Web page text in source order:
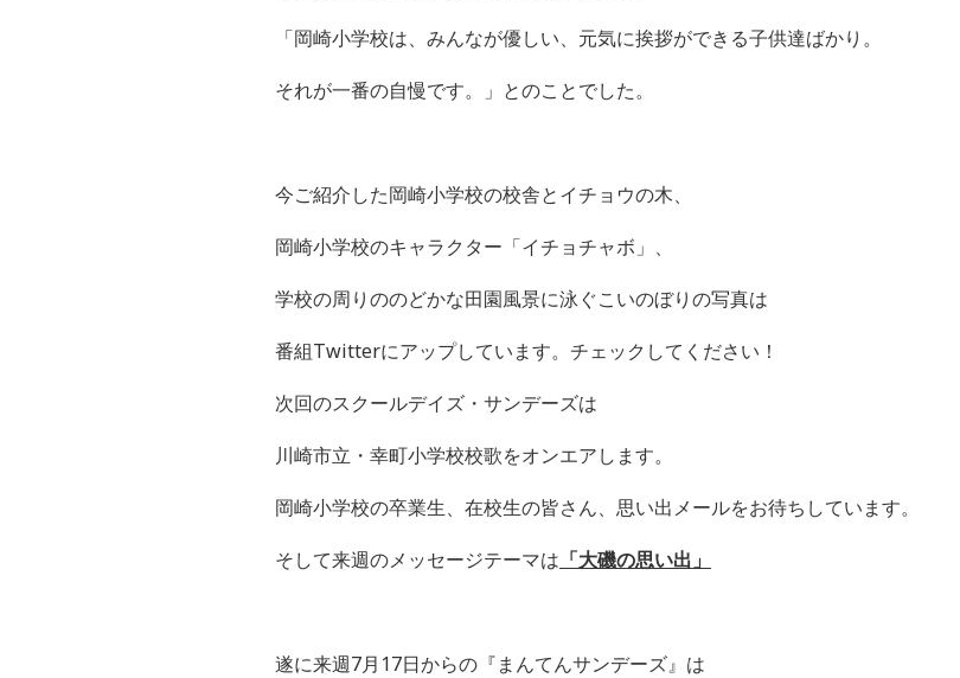
「岡崎小学校は、みんなが優しい、元気に挨拶ができる子供達ばかり。
それが一番の自慢です。」とのことでした。
今ご紹介した岡崎小学校の校舎とイチョウの木、
岡崎小学校のキャラクター「イチョチャボ」、
学校の周りののどかな田園風景に泳ぐこいのぼりの写真は
番組Twitterにアップしています。チェックしてください！
次回のスクールデイズ・サンデーズは
川崎市立・幸町小学校校歌をオンエアします。
岡崎小学校の卒業生、在校生の皆さん、思い出メールをお待ちしています。
そして来週のメッセージテーマは 「大磯の思い出」
遂に来週7月 17日からの『まんてんサンデーズ』は